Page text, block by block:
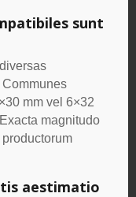
sunt
mm vel 6×32
magnitudo
aestimatio